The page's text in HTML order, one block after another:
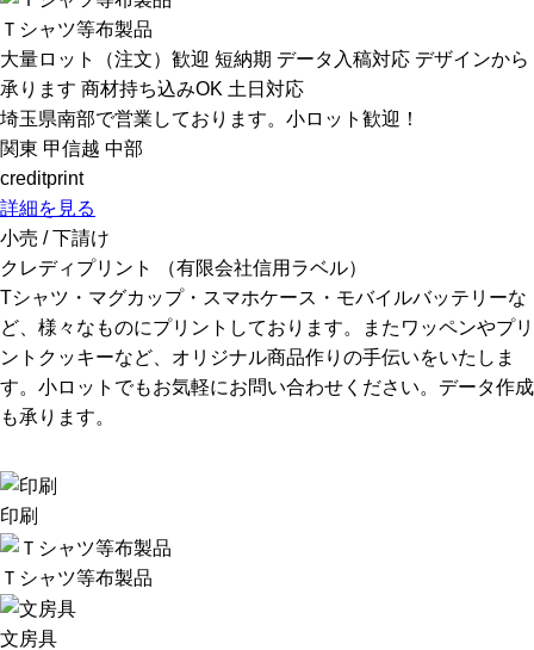
Ｔシャツ等布製品
大量ロット（注文）歓迎 短納期 データ入稿対応 デザインから
承ります 商材持ち込みOK 土日対応
埼玉県南部で営業しております。小ロット歓迎！
関東 甲信越 中部
creditprint
詳細を見る
小売 / 下請け
クレディプリント （有限会社信用ラベル）
Tシャツ・マグカップ・スマホケース・モバイルバッテリーな
ど、様々なものにプリントしております。またワッペンやプリ
ントクッキーなど、オリジナル商品作りの手伝いをいたしま
す。小ロットでもお気軽にお問い合わせください。データ作成
も承ります。
印刷
Ｔシャツ等布製品
文房具